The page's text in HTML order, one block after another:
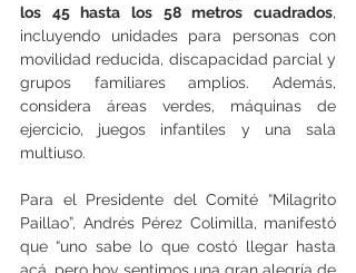
los 45 hasta los 58 metros cuadrados,
incluyendo unidades para personas con
movilidad reducida, discapacidad parcial y
grupos familiares amplios. Además,
considera áreas verdes, máquinas de
ejercicio, juegos infantiles y una sala
multiuso.
Para el Presidente del Comité “Milagrito
Paillao”, Andrés Pérez Colimilla, manifestó
que “uno sabe lo que costó llegar hasta